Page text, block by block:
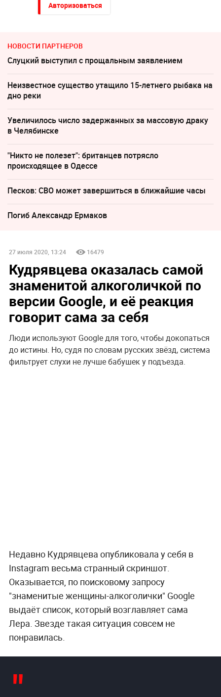
Авторизоваться
НОВОСТИ ПАРТНЕРОВ
Слуцкий выступил с прощальным заявлением
Неизвестное существо утащило 15-летнего рыбака на
дно реки
Увеличилось число задержанных за массовую драку
в Челябинске
"Никто не полезет": британцев потрясло
происходящее в Одессе
Песков: СВО может завершиться в ближайшие часы
Погиб Александр Ермаков
27 июля 2020, 13:24 16479
Кудрявцева оказалась самой
знаменитой алкоголичкой по
версии Google, и её реакция
говорит сама за себя
Люди используют Google для того, чтобы докопаться
до истины. Но, судя по словам русских звёзд, система
фильтрует слухи не лучше бабушек у подъезда.
Недавно Кудрявцева опубликовала у себя в
Instagram весьма странный скриншот.
Оказывается, по поисковому запросу
"знаменитые женщины-алкоголички" Google
выдаёт список, который возглавляет сама
Лера. Звезде такая ситуация совсем не
понравилась.